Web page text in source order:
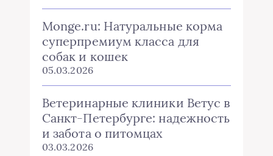
Monge.ru: Натуральные корма
суперпремиум класса для
собак и кошек
05.03.2026
Ветеринарные клиники Ветус в
Санкт-Петербурге: надежность
и забота о питомцах
03.03.2026